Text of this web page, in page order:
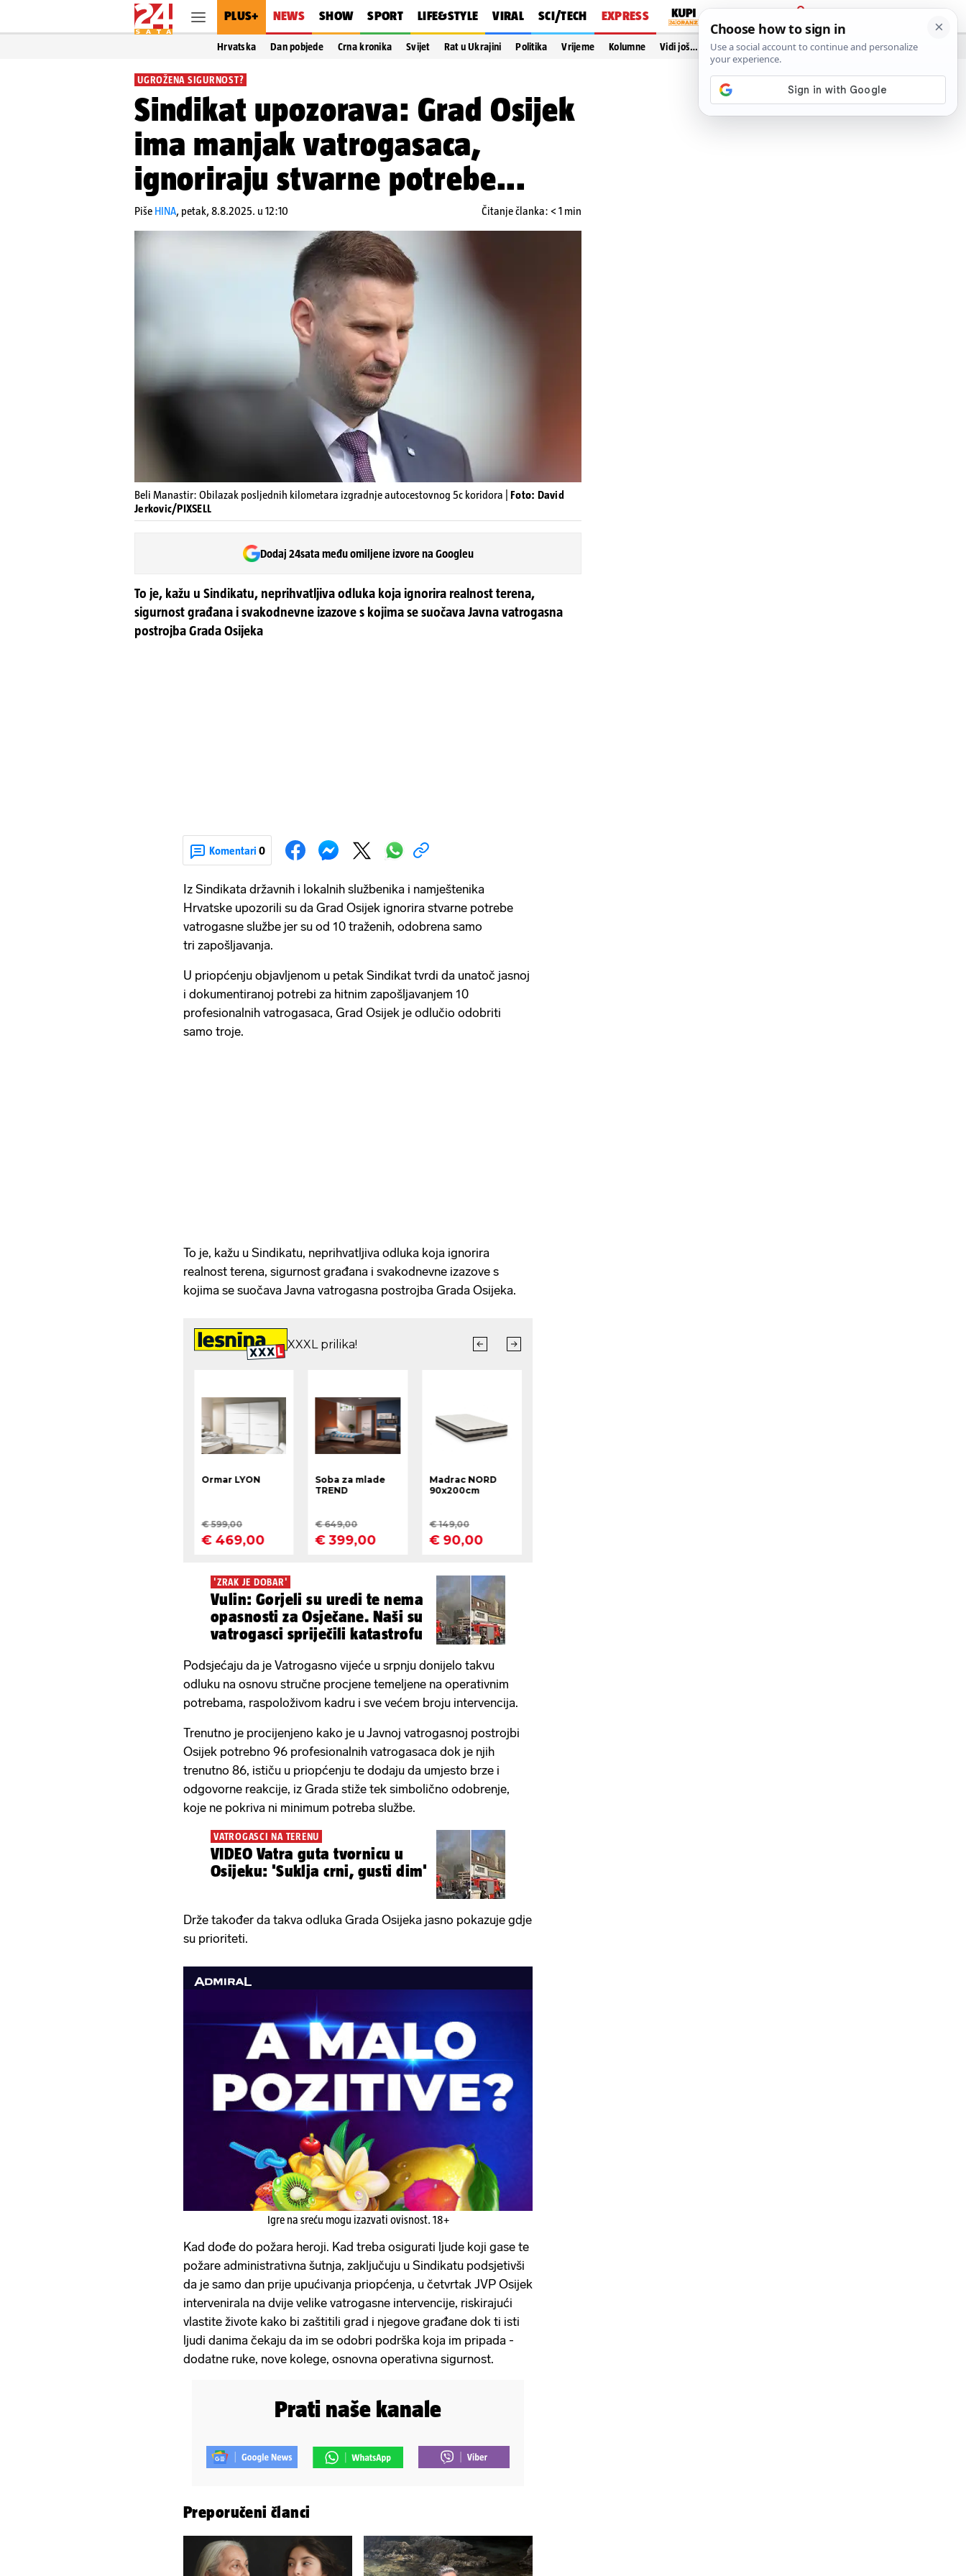
PLUS+ NEWS SHOW SPORT LIFE&STYLE VIRAL SCI/TECH EXPRESS
PRIJAVA
Hrvatska Dan pobjede Crna kronika Svijet Rat u Ukrajini Politika Vrijeme Kolumne Vidi još…
UGROŽENA SIGURNOST?
Sindikat upozorava: Grad Osijek
ima manjak vatrogasaca,
ignoriraju stvarne potrebe...
Piše HINA, petak, 8.8.2025. u 12:10 Čitanje članka: < 1 min
Beli Manastir: Obilazak posljednih kilometara izgradnje autocestovnog 5c koridora | Foto: David
Jerkovic/PIXSELL
Dodaj 24sata među omiljene izvore na Googleu
To je, kažu u Sindikatu, neprihvatljiva odluka koja ignorira realnost terena,
sigurnost građana i svakodnevne izazove s kojima se suočava Javna vatrogasna
postrojba Grada Osijeka
Komentari 0
Iz Sindikata državnih i lokalnih službenika i namještenika
Hrvatske upozorili su da Grad Osijek ignorira stvarne potrebe
vatrogasne službe jer su od 10 traženih, odobrena samo
tri zapošljavanja.
U priopćenju objavljenom u petak Sindikat tvrdi da unatoč jasnoj
i dokumentiranoj potrebi za hitnim zapošljavanjem 10
profesionalnih vatrogasaca, Grad Osijek je odlučio odobriti
samo troje.
To je, kažu u Sindikatu, neprihvatljiva odluka koja ignorira
realnost terena, sigurnost građana i svakodnevne izazove s
kojima se suočava Javna vatrogasna postrojba Grada Osijeka.
'ZRAK JE DOBAR'
Vulin: Gorjeli su uredi te nema
opasnosti za Osječane. Naši su
vatrogasci spriječili katastrofu
Podsjećaju da je Vatrogasno vijeće u srpnju donijelo takvu
odluku na osnovu stručne procjene temeljene na operativnim
potrebama, raspoloživom kadru i sve većem broju intervencija.
Trenutno je procijenjeno kako je u Javnoj vatrogasnoj postrojbi
Osijek potrebno 96 profesionalnih vatrogasaca dok je njih
trenutno 86, ističu u priopćenju te dodaju da umjesto brze i
odgovorne reakcije, iz Grada stiže tek simbolično odobrenje,
koje ne pokriva ni minimum potreba službe.
VATROGASCI NA TERENU
VIDEO Vatra guta tvornicu u
Osijeku: 'Suklja crni, gusti dim'
Drže također da takva odluka Grada Osijeka jasno pokazuje gdje
su prioriteti.
Igre na sreću mogu izazvati ovisnost. 18+
Kad dođe do požara heroji. Kad treba osigurati ljude koji gase te
požare administrativna šutnja, zaključuju u Sindikatu podsjetivši
da je samo dan prije upućivanja priopćenja, u četvrtak JVP Osijek
intervenirala na dvije velike vatrogasne intervencije, riskirajući
vlastite živote kako bi zaštitili grad i njegove građane dok ti isti
ljudi danima čekaju da im se odobri podrška koja im pripada -
dodatne ruke, nove kolege, osnovna operativna sigurnost.
Prati naše kanale
Preporučeni članci